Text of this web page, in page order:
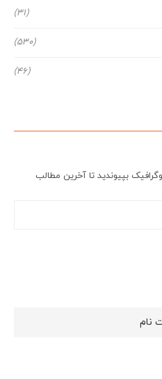
(31)
(530)
(46)
بپیوندید تا آخرین مطالب